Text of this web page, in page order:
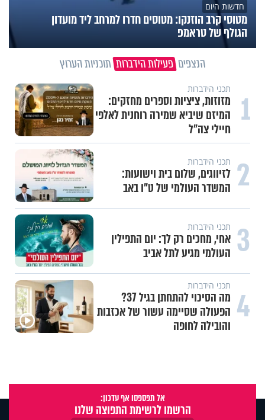
חדשות היום
מטוסי קרב הוזנקו: מטוסים חדרו למרחב ליד מועדון
הגולף של טראמפ
הנצפים פעילות הידברות תוכניות הערוץ
1 תכני הידברות
מזוזות, ציציות וספרים מחזקים:
המיזם שיביא שמירה רוחנית לאלפי
חיילי צה"ל
2 תכני הידברות
לזיווגים, שלום בית וישועות:
המשדר העולמי של ט"ו באב
3 תכני הידברות
אחי, מחכים רק לך: יום התפילין
העולמי מגיע לתל אביב
4 תכני הידברות
מה הסיכוי להתחתן בגיל 37?
הפעולה שסיימה עשור של אכזבות
והובילה לחופה
אל תפספסו אף עדכון:
הרשמו לרשימת התפוצה שלנו